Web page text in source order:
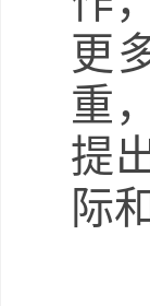
更
重
提
际